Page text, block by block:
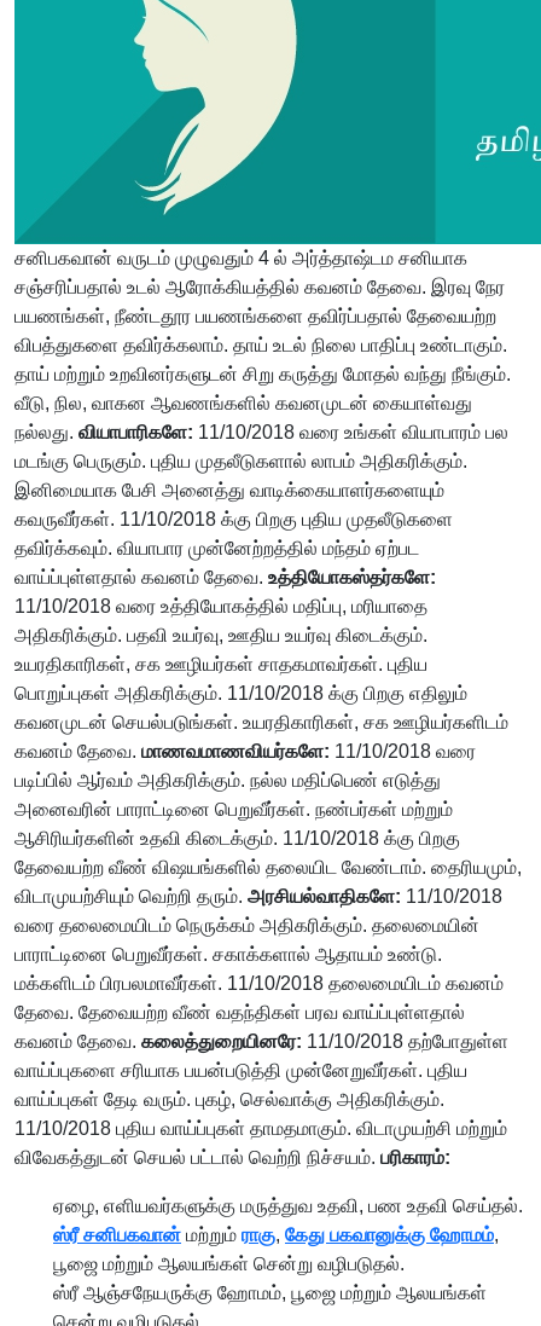
சனிபகவான் வருடம் முழுவதும் 4 ல் அர்த்தாஷ்டம சனியாக
சஞ்சரிப்பதால் உடல் ஆரோக்கியத்தில் கவனம் தேவை. இரவு நேர
பயணங்கள், நீண்டதூர பயணங்களை தவிர்ப்பதால் தேவையற்ற
விபத்துகளை தவிர்க்கலாம். தாய் உடல் நிலை பாதிப்பு உண்டாகும்.
தாய் மற்றும் உறவினர்களுடன் சிறு கருத்து மோதல் வந்து நீங்கும்.
வீடு, நில, வாகன ஆவணங்களில் கவனமுடன் கையாள்வது
நல்லது. வியாபாரிகளே: 11/10/2018 வரை உங்கள் வியாபாரம் பல
மடங்கு பெருகும். புதிய முதலீடுகளால் லாபம் அதிகரிக்கும்.
இனிமையாக பேசி அனைத்து வாடிக்கையாளர்களையும்
கவருவீர்கள். 11/10/2018 க்கு பிறகு புதிய முதலீடுகளை
தவிர்க்கவும். வியாபார முன்னேற்றத்தில் மந்தம் ஏற்பட
வாய்ப்புள்ளதால் கவனம் தேவை. உத்தியோகஸ்தர்களே:
11/10/2018 வரை உத்தியோகத்தில் மதிப்பு, மரியாதை
அதிகரிக்கும். பதவி உயர்வு, ஊதிய உயர்வு கிடைக்கும்.
உயரதிகாரிகள், சக ஊழியர்கள் சாதகமாவர்கள். புதிய
பொறுப்புகள் அதிகரிக்கும். 11/10/2018 க்கு பிறகு எதிலும்
கவனமுடன் செயல்படுங்கள். உயரதிகாரிகள், சக ஊழியர்களிடம்
கவனம் தேவை. மாணவமாணவியர்களே: 11/10/2018 வரை
படிப்பில் ஆர்வம் அதிகரிக்கும். நல்ல மதிப்பெண் எடுத்து
அனைவரின் பாராட்டினை பெறுவீர்கள். நண்பர்கள் மற்றும்
ஆசிரியர்களின் உதவி கிடைக்கும். 11/10/2018 க்கு பிறகு
தேவையற்ற வீண் விஷயங்களில் தலையிட வேண்டாம். தைரியமும்,
விடாமுயற்சியும் வெற்றி தரும். அரசியல்வாதிகளே: 11/10/2018
வரை தலைமையிடம் நெருக்கம் அதிகரிக்கும். தலைமையின்
பாராட்டினை பெறுவீர்கள். சகாக்களால் ஆதாயம் உண்டு.
மக்களிடம் பிரபலமாவீர்கள். 11/10/2018 தலைமையிடம் கவனம்
தேவை. தேவையற்ற வீண் வதந்திகள் பரவ வாய்ப்புள்ளதால்
கவனம் தேவை. கலைத்துறையினரே: 11/10/2018 தற்போதுள்ள
வாய்ப்புகளை சரியாக பயன்படுத்தி முன்னேறுவீர்கள். புதிய
வாய்ப்புகள் தேடி வரும். புகழ், செல்வாக்கு அதிகரிக்கும்.
11/10/2018 புதிய வாய்ப்புகள் தாமதமாகும். விடாமுயற்சி மற்றும்
விவேகத்துடன் செயல் பட்டால் வெற்றி நிச்சயம். பரிகாரம்:
ஏழை, எளியவர்களுக்கு மருத்துவ உதவி, பண உதவி செய்தல்.
ஸ்ரீ சனிபகவான் மற்றும் ராகு, கேது பகவானுக்கு ஹோமம்,
பூஜை மற்றும் ஆலயங்கள் சென்று வழிபடுதல்.
ஸ்ரீ ஆஞ்சநேயருக்கு ஹோமம், பூஜை மற்றும் ஆலயங்கள்
சென்று வழிபடுதல்.